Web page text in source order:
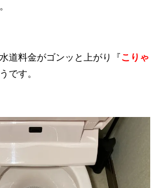
道料金がゴンッと上がり『こりゃ
です。